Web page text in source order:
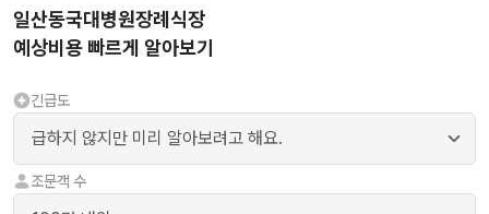
일산동국대병원장례식장
예상비용 빠르게 알아보기
긴급도
조문객 수